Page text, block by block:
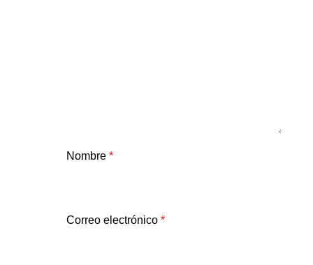
Nombre *
Correo electrónico *